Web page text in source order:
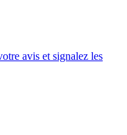
avis et signalez les